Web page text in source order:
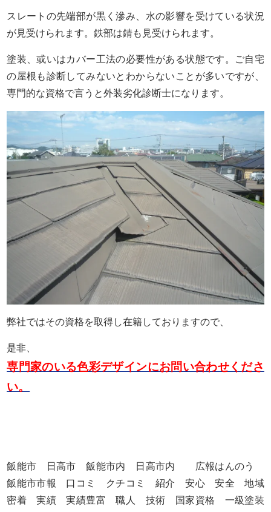
スレートの先端部が黒く滲み、水の影響を受けている状況
が見受けられます。鉄部は錆も見受けられます。
塗装、或いはカバー工法の必要性がある状態です。ご自宅
の屋根も診断してみないとわからないことが多いですが、
専門的な資格で言うと外装劣化診断士になります。
弊社ではその資格を取得し在籍しておりますので、
是非、
専門家のいる色彩デザインにお問い合わせくださ
い。
飯能市 日高市 飯能市内 日高市内 広報はんのう
飯能市市報 口コミ クチコミ 紹介 安心 安全 地域
密着 実績 実績豊富 職人 技術 国家資格 一級塗装